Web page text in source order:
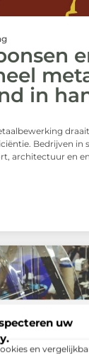
uw
en
in
Bedrijven in
architectuur en